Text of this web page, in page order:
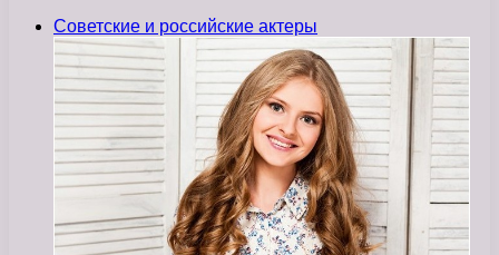
Советские и российские актеры